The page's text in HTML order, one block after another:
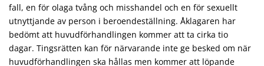
fall, en för olaga tvång och misshandel och en för sexuellt
utnyttjande av person i beroendeställning. Åklagaren har
bedömt att huvudförhandlingen kommer att ta cirka tio
dagar. Tingsrätten kan för närvarande inte ge besked om när
huvudförhandlingen ska hållas men kommer att löpande